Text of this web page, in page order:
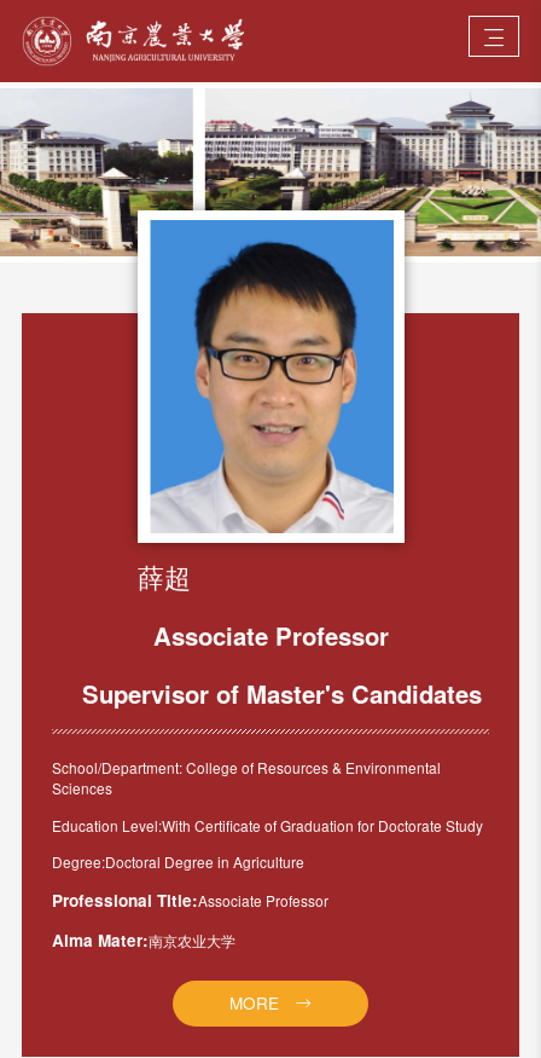
薛超
Associate Professor
Supervisor of Master's Candidates
School/Department: College of Resources & Environmental
Sciences
Education Level:With Certificate of Graduation for Doctorate Study
Degree:Doctoral Degree in Agriculture
Professional Title:Associate Professor
Alma Mater:南京农业大学
MORE